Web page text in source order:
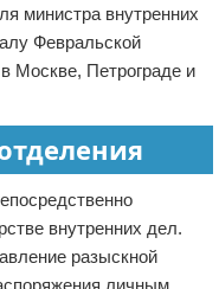
министра внутренних
Февральской
Москве, Петрограде и
внутренних дел.
разыскной
личным